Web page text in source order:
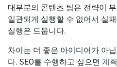
대부분의 콘텐츠 팀은 전략이
일관되게 실행할 수 없어서 실
실행은 드뭅니다.
차이는 더 좋은 아이디어가 아
다. SEO를 수행하고 싶으면 계